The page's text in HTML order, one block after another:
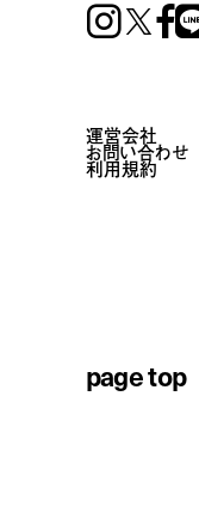
Instagram Facebook
運営会社
お問い合わせ
利用規約
page top